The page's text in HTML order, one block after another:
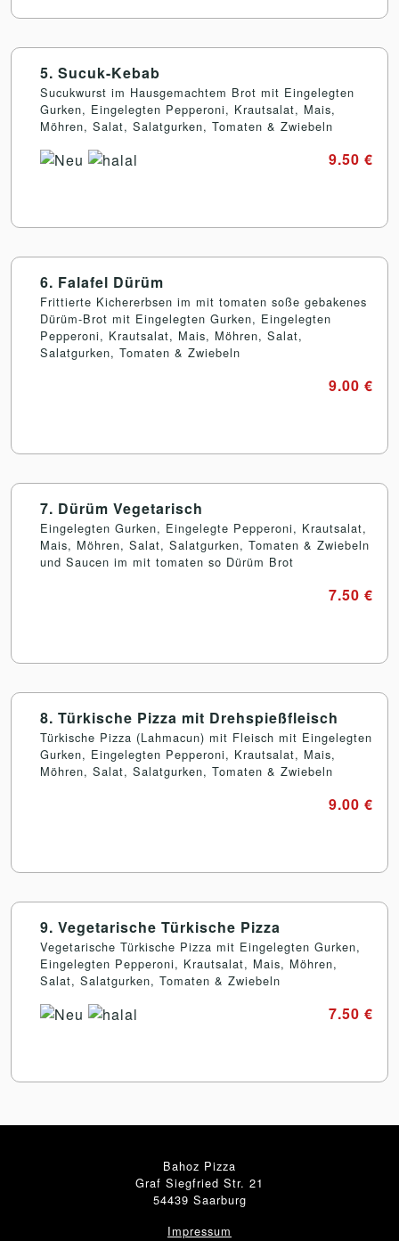
5. Sucuk-Kebab
Sucukwurst im Hausgemachtem Brot mit Eingelegten
Gurken, Eingelegten Pepperoni, Krautsalat, Mais,
Möhren, Salat, Salatgurken, Tomaten & Zwiebeln
9.50 €
6. Falafel Dürüm
Frittierte Kichererbsen im mit tomaten soße gebakenes
Dürüm-Brot mit Eingelegten Gurken, Eingelegten
Pepperoni, Krautsalat, Mais, Möhren, Salat,
Salatgurken, Tomaten & Zwiebeln
9.00 €
7. Dürüm Vegetarisch
Eingelegten Gurken, Eingelegte Pepperoni, Krautsalat,
Mais, Möhren, Salat, Salatgurken, Tomaten & Zwiebeln
und Saucen im mit tomaten so Dürüm Brot
7.50 €
8. Türkische Pizza mit Drehspießfleisch
Türkische Pizza (Lahmacun) mit Fleisch mit Eingelegten
Gurken, Eingelegten Pepperoni, Krautsalat, Mais,
Möhren, Salat, Salatgurken, Tomaten & Zwiebeln
9.00 €
9. Vegetarische Türkische Pizza
Vegetarische Türkische Pizza mit Eingelegten Gurken,
Eingelegten Pepperoni, Krautsalat, Mais, Möhren,
Salat, Salatgurken, Tomaten & Zwiebeln
7.50 €
Bahoz Pizza
Graf Siegfried Str. 21
54439 Saarburg
Impressum